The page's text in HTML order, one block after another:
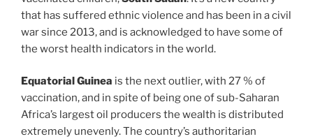
that has suffered ethnic violence and has been in a civil
war since 2013, and is acknowledged to have some of
the worst health indicators in the world.
Equatorial Guinea is the next outlier, with 27 % of
vaccination, and in spite of being one of sub-Saharan
Africa’s largest oil producers the wealth is distributed
extremely unevenly. The country’s authoritarian